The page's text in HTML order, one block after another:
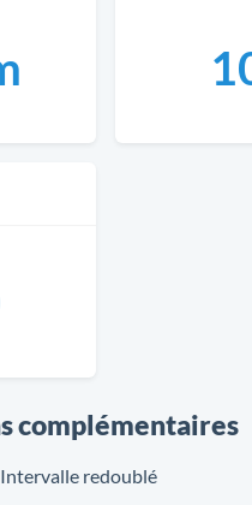
complémentaires
Intervalle redoublé